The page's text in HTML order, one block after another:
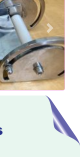
Next